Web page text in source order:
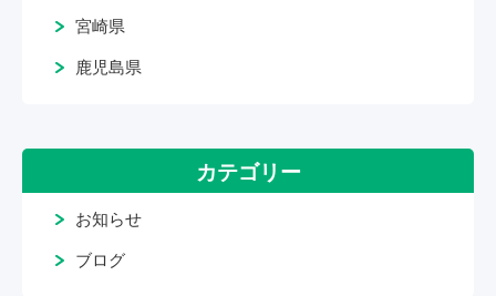
宮崎県
鹿児島県
カテゴリー
お知らせ
ブログ